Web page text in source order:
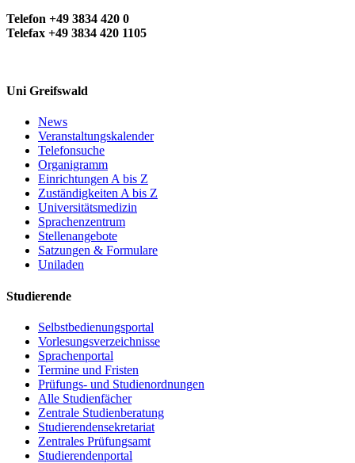
Telefon +49 3834 420 0
Telefax +49 3834 420 1105
Uni Greifswald
News
Veranstaltungskalender
Telefonsuche
Organigramm
Einrichtungen A bis Z
Zuständigkeiten A bis Z
Universitätsmedizin
Sprachenzentrum
Stellenangebote
Satzungen & Formulare
Uniladen
Studierende
Selbstbedienungsportal
Vorlesungsverzeichnisse
Sprachenportal
Termine und Fristen
Prüfungs- und Studienordnungen
Alle Studienfächer
Zentrale Studienberatung
Studierendensekretariat
Zentrales Prüfungsamt
Studierendenportal